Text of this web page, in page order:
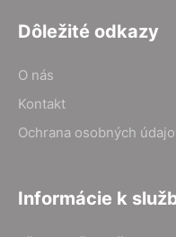
Dôležité odkazy
O nás
Kontakt
Ochrana osobných
Informácie k